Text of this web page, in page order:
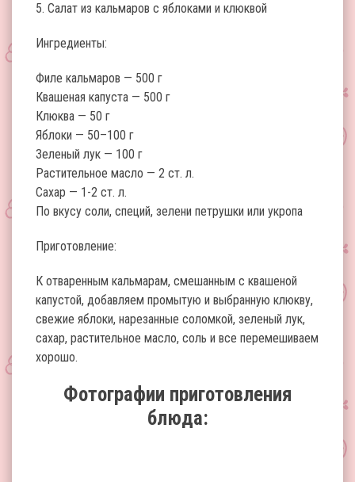
5. Салат из кальмаров с яблоками и клюквой
Ингредиенты:
Филе кальмаров — 500 г
Квашеная капуста — 500 г
Клюква — 50 г
Яблоки — 50–100 г
Зеленый лук — 100 г
Растительное масло — 2 ст. л.
Сахар — 1-2 ст. л.
По вкусу соли, специй, зелени петрушки или укропа
Приготовление:
К отваренным кальмарам, смешанным с квашеной
капустой, добавляем промытую и выбранную клюкву,
свежие яблоки, нарезанные соломкой, зеленый лук,
сахар, растительное масло, соль и все перемешиваем
хорошо.
Фотографии приготовления
блюда: